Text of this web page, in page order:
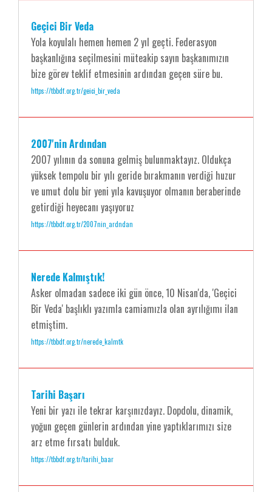
Geçici Bir Veda
Yola koyulalı hemen hemen 2 yıl geçti. Federasyon
başkanlığına seçilmesini müteakip sayın başkanımızın
bize görev teklif etmesinin ardından geçen süre bu.
https://tbbdf.org.tr/geici_bir_veda
2007'nin Ardından
2007 yılının da sonuna gelmiş bulunmaktayız. Oldukça
yüksek tempolu bir yılı geride bırakmanın verdiği huzur
ve umut dolu bir yeni yıla kavuşuyor olmanın beraberinde
getirdiği heyecanı yaşıyoruz
https://tbbdf.org.tr/2007nin_ardndan
Nerede Kalmıştık!
Asker olmadan sadece iki gün önce, 10 Nisan'da, 'Geçici
Bir Veda' başlıklı yazımla camiamızla olan ayrılığımı ilan
etmiştim.
https://tbbdf.org.tr/nerede_kalmtk
Tarihi Başarı
Yeni bir yazı ile tekrar karşınızdayız. Dopdolu, dinamik,
yoğun geçen günlerin ardından yine yaptıklarımızı size
arz etme fırsatı bulduk.
https://tbbdf.org.tr/tarihi_baar